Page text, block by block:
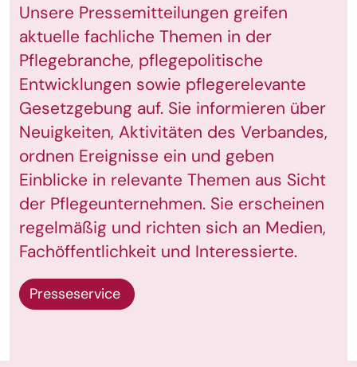
Unsere Pressemitteilungen greifen
aktuelle fachliche Themen in der
Pflegebranche, pflegepolitische
Entwicklungen sowie pflegerelevante
Gesetzgebung auf. Sie informieren über
Neuigkeiten, Aktivitäten des Verbandes,
ordnen Ereignisse ein und geben
Einblicke in relevante Themen aus Sicht
der Pflegeunternehmen. Sie erscheinen
regelmäßig und richten sich an Medien,
Fachöffentlichkeit und Interessierte.
Presseservice